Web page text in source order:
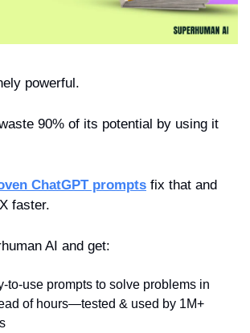
powerful.
90% of its potential by using it
ChatGPT prompts fix that and
faster.
AI and get:
to-use prompts to solve problems in
of hours—tested & used by 1M+